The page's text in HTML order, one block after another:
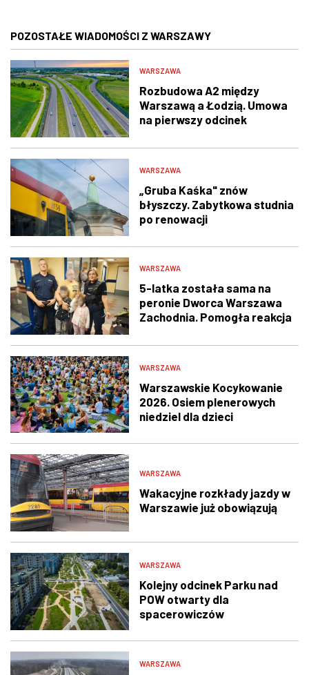
POZOSTAŁE WIADOMOŚCI Z WARSZAWY
WARSZAWA
Rozbudowa A2 między
Warszawą a Łodzią. Umowa
na pierwszy odcinek
WARSZAWA
„Gruba Kaśka" znów
błyszczy. Zabytkowa studnia
po renowacji
WARSZAWA
5-latka została sama na
peronie Dworca Warszawa
Zachodnia. Pomogła reakcja
WARSZAWA
Warszawskie Kocykowanie
2026. Osiem plenerowych
niedziel dla dzieci
WARSZAWA
Wakacyjne rozkłady jazdy w
Warszawie już obowiązują
WARSZAWA
Kolejny odcinek Parku nad
POW otwarty dla
spacerowiczów
WARSZAWA